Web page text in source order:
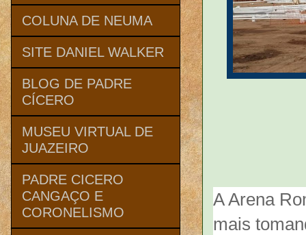
A Arena
mais
COLUNA DE NEUMA
SITE DANIEL WALKER
BLOG DE PADRE
CÍCERO
MUSEU VIRTUAL DE
JUAZEIRO
PADRE CICERO
CANGAÇO E
CORONELISMO